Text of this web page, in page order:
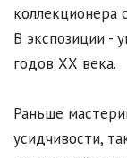
коллекционера
В экспозиции -
годов ХХ века.
Раньше
усидчивости,